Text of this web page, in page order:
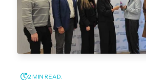
2 MIN READ.